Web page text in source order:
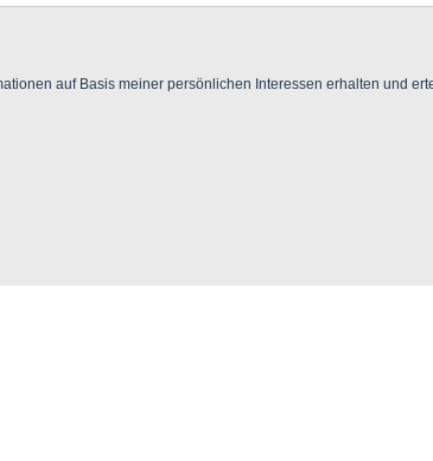
auf Basis meiner persönlichen Interessen erhalten und